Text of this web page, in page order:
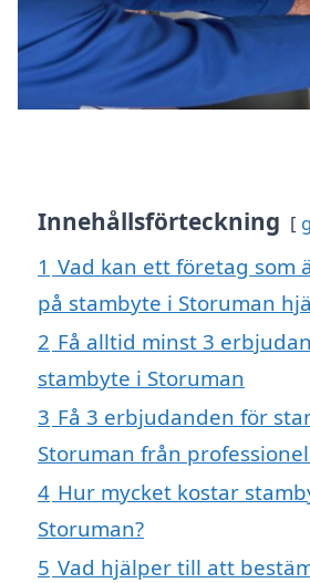
Innehållsförteckning
1 Vad kan ett företag som
på stambyte i Storuman
2 Få alltid minst 3
stambyte i Storuman
3 Få 3 erbjudanden för
Storuman från
4 Hur mycket kostar
Storuman?
5 Vad hjälper till att